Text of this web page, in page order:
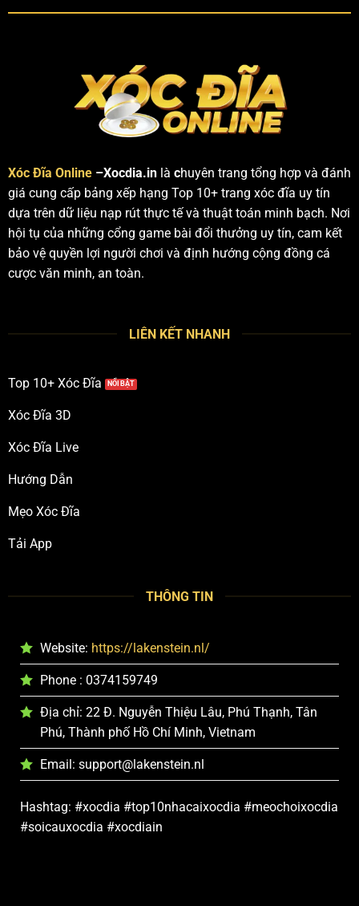
Xóc Đĩa Online–Xocdia.in là chuyên trang tổng hợp và đánh
giá cung cấp bảng xếp hạng Top 10+ trang xóc đĩa uy tín
dựa trên dữ liệu nạp rút thực tế và thuật toán minh bạch. Nơi
hội tụ của những cổng game bài đổi thưởng uy tín, cam kết
bảo vệ quyền lợi người chơi và định hướng cộng đồng cá
cược văn minh, an toàn.
LIÊN KẾT NHANH
Top 10+ Xóc Đĩa
Xóc Đĩa 3D
Xóc Đĩa Live
Hướng Dẫn
Mẹo Xóc Đĩa
Tải App
THÔNG TIN
Website: https://lakenstein.nl/
Phone : 0374159749
Địa chỉ: 22 Đ. Nguyễn Thiệu Lâu, Phú Thạnh, Tân
Phú, Thành phố Hồ Chí Minh, Vietnam
Email: support@lakenstein.nl
Hashtag: #xocdia #top10nhacaixocdia #meochoixocdia
#soicauxocdia #xocdiain